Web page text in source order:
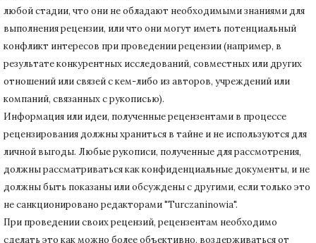
любой стадии, что они не обладают необходимыми знаниями для
выполнения рецензии, или что они могут иметь потенциальный
конфликт интересов при проведении рецензии (например, в
результате конкурентных исследований, совместных или других
отношений или связей с кем-либо из авторов, учреждений или
компаний, связанных с рукописью).
Информация или идеи, полученные рецензентами в процессе
рецензирования должны храниться в тайне и не используются для
личной выгоды. Любые рукописи, полученные для рассмотрения,
должны рассматриваться как конфиденциальные документы, и не
должны быть показаны или обсуждены с другими, если только это
не санкционировано редакторами "Turczaninowia".
При проведении своих рецензий, рецензентам необходимо
сделать это как можно более объективно, воздерживаться от